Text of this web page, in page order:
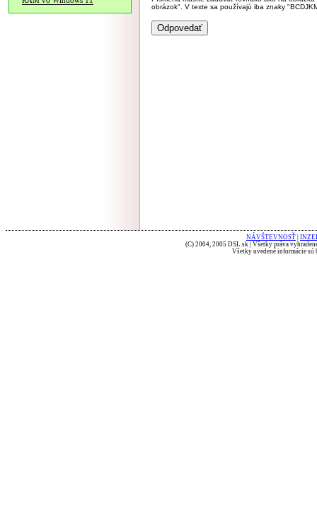
obrázok". V texte sa používajú iba znaky
NÁVŠTEVNOSŤ
(C) 2004, 2005 DSL.sk | Všetky práva
Všetky uvedené informácie sú